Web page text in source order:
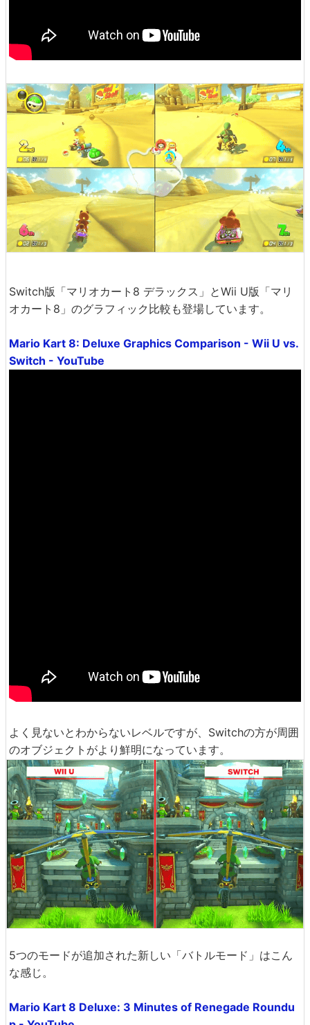
Switch版「マリオカート8 デラックス」とWii U版「マリ
オカート8」のグラフィック比較も登場しています。
Mario Kart 8: Deluxe Graphics Comparison - Wii U vs.
Switch - YouTube
よく見ないとわからないレベルですが、Switchの方が周囲
のオブジェクトがより鮮明になっています。
5つのモードが追加された新しい「バトルモード」はこん
な感じ。
Mario Kart 8 Deluxe: 3 Minutes of Renegade Roundu